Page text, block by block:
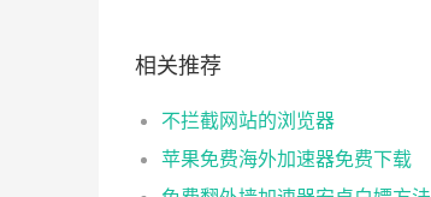
相关推荐
不拦截网站的浏览器
苹果免费海外加速器免费下载